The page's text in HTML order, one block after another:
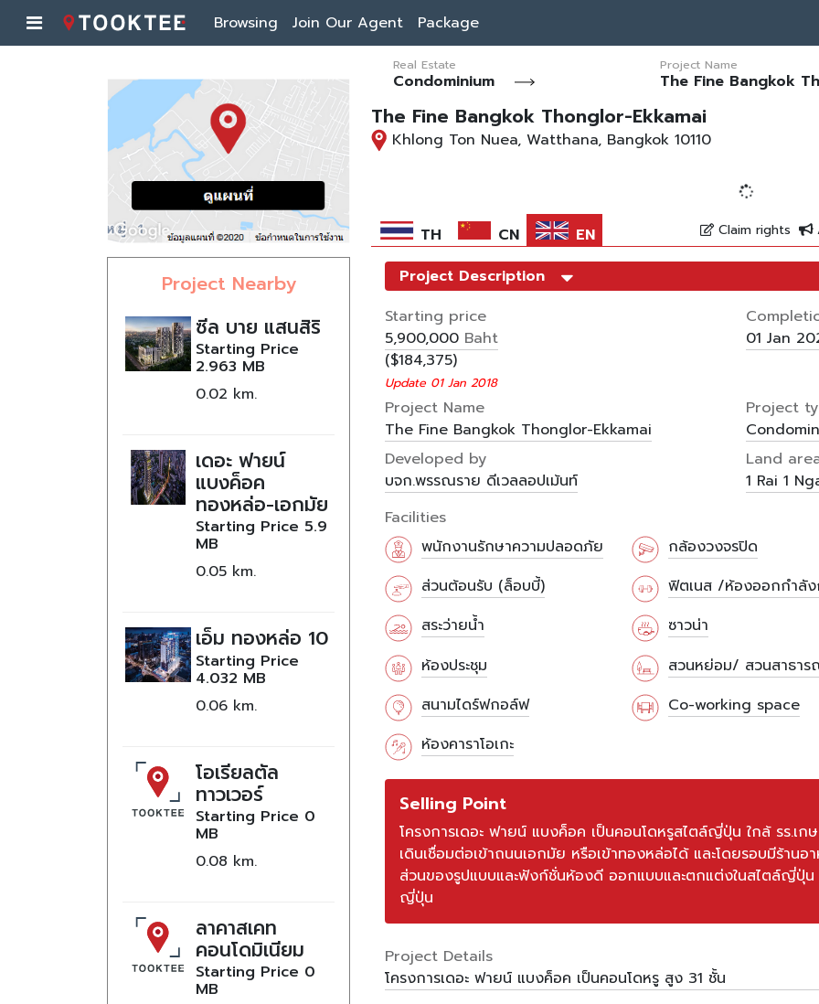
Browsing Join Our Agent Package
Project Nearby
ซีล บาย แสนสิริ
Starting Price
2.963 MB
0.02
เดอะ ฟายน์
แบงค็อค
ทองหล่อ-เอกมัย
Starting Price 5.9
MB
0.05
เอ็ม ทองหล่อ 10
Starting Price
4.032 MB
0.06
โอเรียลตัล
ทาวเวอร์
Starting Price 0
MB
0.08
ลาคาสเคท
คอนโดมิเนียม
Starting Price 0
MB
Real Estate
Condominium
Project Name
The Fine Bangkok
The Fine Bangkok Thonglor-Ekkamai
Khlong Ton Nuea, Watthana, Bangkok 10110
TH
CN EN Claim rights
Project Description
Starting price
5,900,000 Baht
($184,375)
Update 01 Jan 2018
01 Jan
Project Name
The Fine Bangkok Thonglor-Ekkamai
Project
Developed by
บจก.พรรณราย ดีเวลลอปเม้นท์
Land
1 Rai1
Facilities
พนักงานรักษาความปลอดภัย
กล้องวงจรปิด
ส่วนต้อนรับ (ล็อบบี้)
ฟิตเนส /ห้องออกกำลั
สระว่ายน้ำ
ซาวน่า
ห้องประชุม
สวนหย่อม/ สวนสาธาร
สนามไดร์ฟกอล์ฟ
Co-working space
ห้องคาราโอเกะ
Selling Point
โครงการเดอะ ฟายน์ แบงค็อค เป็นคอนโดหรูสไตล์ญี่ปุ่น ใกล้ รร.เ
เดินเชื่อมต่อเข้าถนนเอกมัย หรือเข้าทองหล่อได้ และโดยรอบมีร้าน
ส่วนของรูปแบบและฟังก์ชั่นห้องดี ออกแบบและตกแต่งในสไตล์ญี่ปุ่น
ญี่ปุ่น
Project Details
โครงการเดอะ ฟายน์ แบงค็อค เป็นคอนโดหรู สูง 31 ชั้น